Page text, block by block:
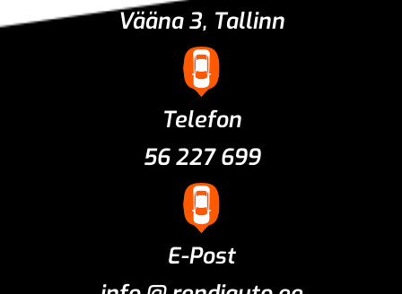
Vääna 3, Tallinn
Telefon
56 227 699
E-Post